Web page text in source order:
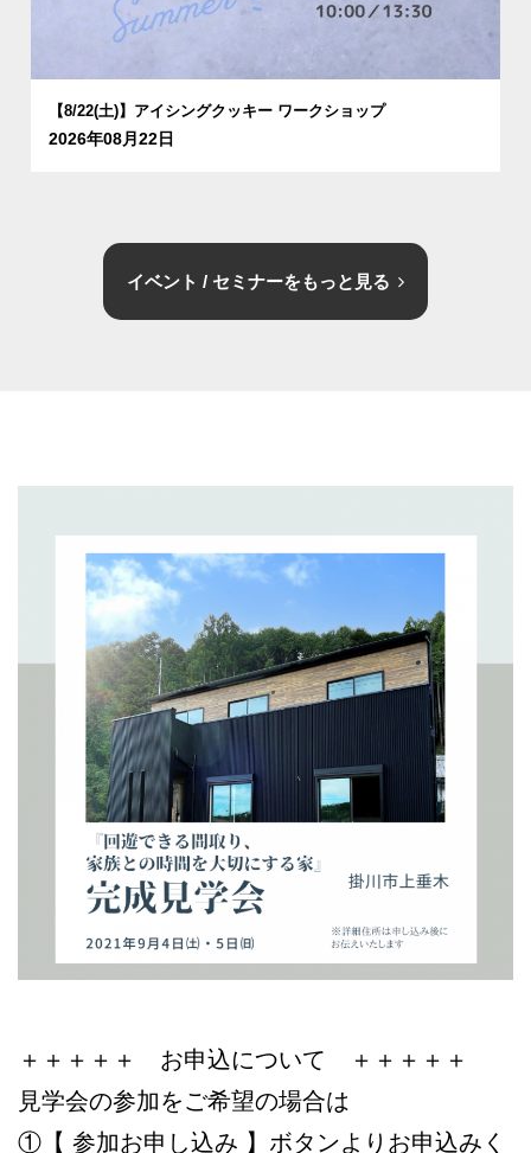
【8/22(土)】アイシングクッキー ワークショップ
2026年08月22日
イベント / セミナーをもっと見る
＋＋＋＋＋ お申込について ＋＋＋＋＋
見学会の参加をご希望の場合は
①【 参加お申し込み 】ボタンよりお申込みく